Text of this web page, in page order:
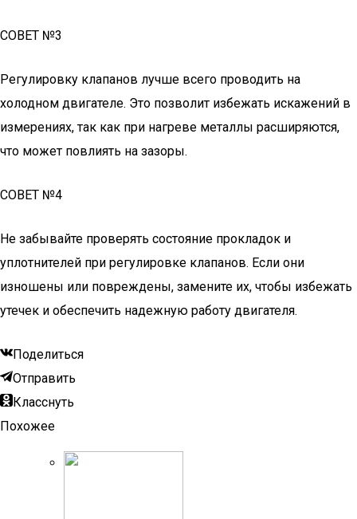
СОВЕТ №3
Регулировку клапанов лучше всего проводить на
холодном двигателе. Это позволит избежать искажений в
измерениях, так как при нагреве металлы расширяются,
что может повлиять на зазоры.
СОВЕТ №4
Не забывайте проверять состояние прокладок и
уплотнителей при регулировке клапанов. Если они
изношены или повреждены, замените их, чтобы избежать
утечек и обеспечить надежную работу двигателя.
Поделиться
Отправить
Класснуть
Похожее